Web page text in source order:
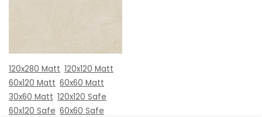
120x280 Matt 120x120 Matt
60x120 Matt 60x60 Matt
30x60 Matt 120x120 Safe
60x120 Safe 60x60 Safe